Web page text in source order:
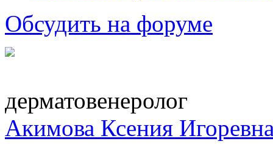
Обсудить на форуме
дерматовенеролог
Акимова Ксения